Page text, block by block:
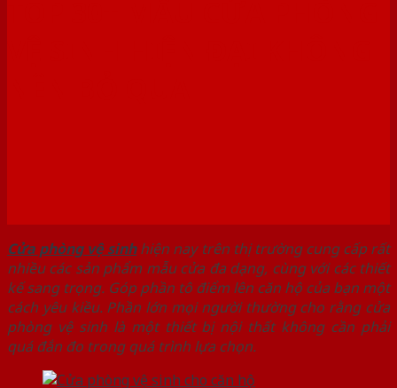
Cửa phòng vệ sinhhiện nay trên thị trường cung cấp rất
nhiều các sản phẩm mẫu cửa đa dạng, cùng với các thiết
kế sang trọng. Góp phần tô điểm lên căn hộ của bạn một
cách yêu kiều. Phần lớn mọi người thường cho rằng cửa
phòng vệ sinh là một thiết bị nội thất không cần phải
quá đắn đo trong quá trình lựa chọn.